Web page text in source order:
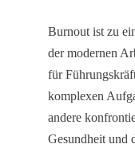
Burnout ist zu
der modernen
für
komplexen
andere
Gesundheit und